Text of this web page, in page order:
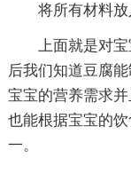
将所有材料放
上面就是对
后我们知道豆腐
宝宝的营养需求
也能根据宝宝的
一。